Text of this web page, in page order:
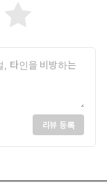
중한 상태인지를 직
리뷰 등록